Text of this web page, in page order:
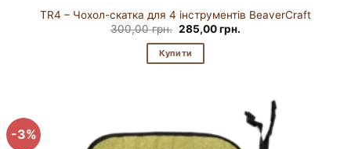
TR4 – Чохол-скатка для 4 інструментів BeaverCraft
300,00грн. Оригінальна
ціна:
300,00 грн..
285,00грн.
Купити
-3%